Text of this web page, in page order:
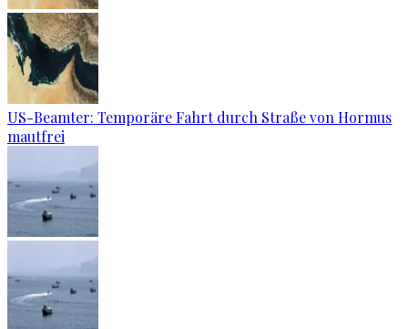
US-Beamter: Temporäre Fahrt durch Straße von Hormus
mautfrei